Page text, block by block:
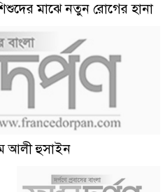
মাঝে নতুন রোগের হানা
আলী হুসাইন